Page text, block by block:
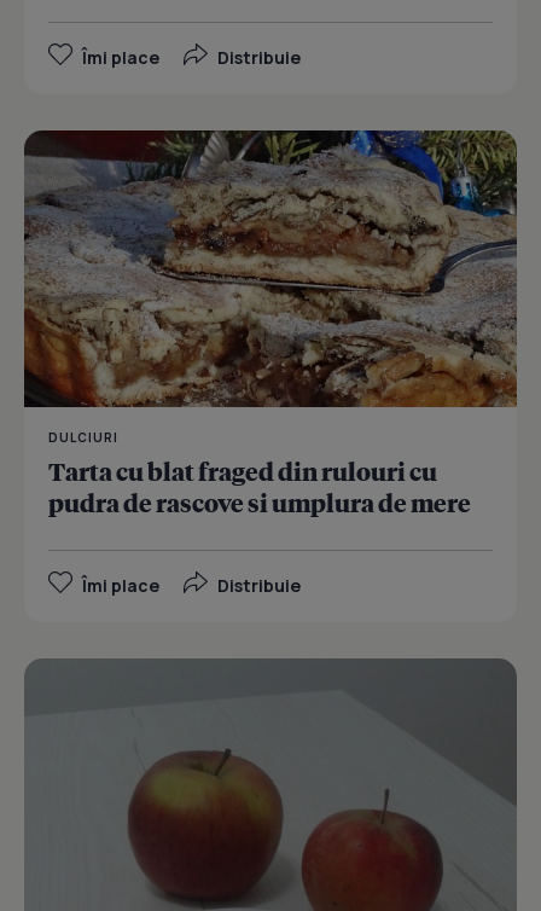
Îmi place Distribuie
DULCIURI
Tarta cu blat fraged din rulouri cu
pudra de rascove si umplura de mere
Îmi place Distribuie